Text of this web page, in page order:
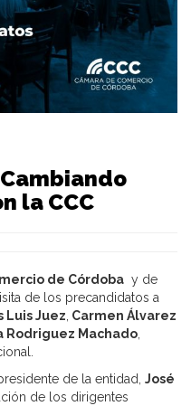
la CCC
de Córdoba y de
de los precandidatos a
Luis Juez, Carmen Álvarez
Rodriguez Machado,
de la entidad, José
de los dirigentes